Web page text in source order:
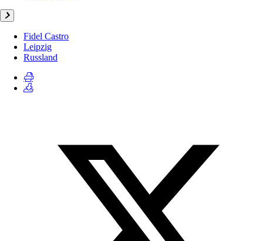
Fidel Castro
Leipzig
Russland